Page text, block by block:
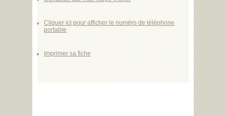
Cliquer ici pour afficher le numéro de téléphone
portable
Imprimer sa fiche